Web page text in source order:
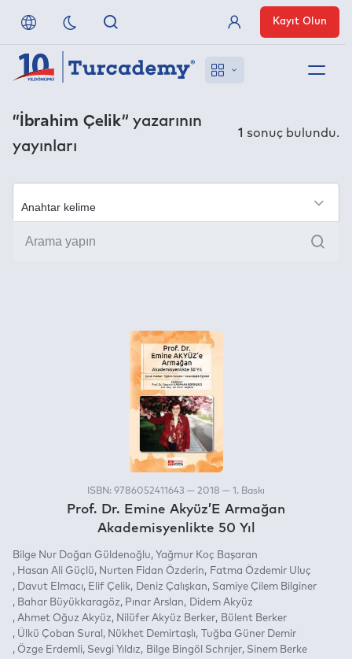
Referanslarımız
Uzaktan Erişim
Nasıl Erişirim
Üye Girişi
Kayıt Olun
“İbrahim Çelik” yazarının
yayınları
1 sonuç bulundu.
Ara
ISBN: 9786052411643 — 2018 — 1. Baskı
Prof. Dr. Emine Akyüz’E Armağan
Akademisyenlikte 50 Yıl
Bilge Nur Doğan Güldenoğlu
Yağmur Koç Başaran
Hasan Ali Güçlü
Nurten Fidan Özderin
Fatma Özdemir Uluç
Davut Elmacı
Elif Çelik Deniz Çalışkan
Samiye Çilem Bilginer
Bahar Büyükkaragöz
Pınar Arslan
Didem Akyüz
Ahmet Oğuz Akyüz
Nilüfer Akyüz Berker
Bülent Berker
Ülkü Çoban Sural
Nükhet Demirtaşlı
Tuğba Güner Demir
Özge Erdemli Sevgi Yıldız Bilge Bingöl Schrıjer Sinem Berke